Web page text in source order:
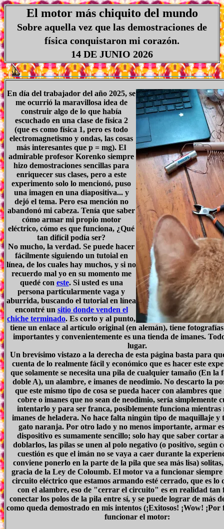
El motor más chiquito del mundo
Sobre aquella vez que las demostraciones de
física conquistaron mi corazón.
14 DE JUNIO 2026
En día del trabajador del año 2025, se
me ocurrió la maravillosa idea de
construir algo de lo que había
escuchado en una clase de física 2
(que es como física 1, pero es todo
electromagnetismo y ondas, las cosas
más interesantes que p = mg). El
admirable profesor Korenko siempre
hizo demostraciones sencillas para
enriquecer sus clases, pero a este
experimento solo lo mencionó, puso
una imagen en una diapositiva... y
dejó el tema. Pero esa mención no
abandonó mi cabeza. Tenía que saber
cómo armar mi propio motor
eléctrico, cómo es que funciona, ¿Qué
tan difícil podía ser?
No mucho, la verdad. Se puede hacer
fácilmente siguiendo un tutoial en
línea, de los cuales hay muchos, y si no
recuerdo mal yo en su momento me
quedé con este. Si usted es una
persona particularmente vaga y
aburrida, buscando el tutorial en línea
encontré un sitio donde venden el
chiche terminado. Es corto y al punto,
tiene un enlace al artículo original (en alemán), tiene fotografías
importantes y convenientemente es una tienda de imanes.
lugar.
Un brevísimo vistazo a la derecha de esta página basta para
cuenta de lo realmente fácil y económico que es hacer este
que solamente se necesita una pila de cualquier tamaño (En la
doble A), un alambre, e imanes de neodimio. No descarto la
que este mismo tipo de cosa se pueda hacer con alambres que
cobre o imanes que no sean de neodimio, sería simplemente
intentarlo y para ser franca, posiblemente funciona mientras
imanes de heladera. No hace falta ningún tipo de maquillaje y
gato naranja. Por otro lado y no menos importante, armar
dispositivo es sumamente sencillo; solo hay que saber cortar
doblarlos, las pilas se unen al polo negativo (o positivo, según
cuestión es que el imán no se vaya a caer durante la
conviene ponerlo en la parte de la pila que sea más lisa)
gracia de la Ley de Coloumb. El motor va a funcionar siempre
circuito eléctrico que estamos armando esté cerrado, que es lo
con el alambre, eso de "cerrar el circuito" es en realidad tan
conectar los polos de la pila entre sí, y se puede lograr de más
como queda demostrado en mis intentos (¡Exitosos! ¡Wow!
funcionar el motor: